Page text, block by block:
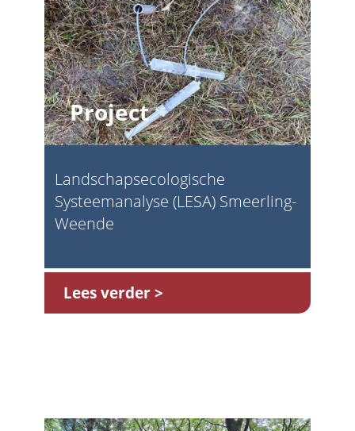
Project
Landschapsecologische
Systeemanalyse (LESA) Smeerling-
Weende
Lees verder